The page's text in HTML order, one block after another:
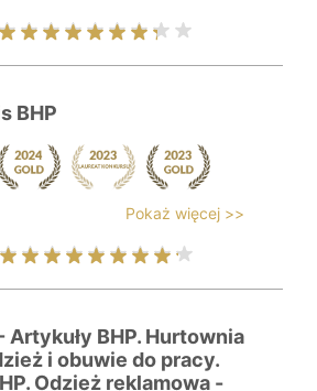
BHP
Pokaż więcej >>
Artykuły BHP. Hurtownia
i obuwie do pracy.
Odzież reklamowa -